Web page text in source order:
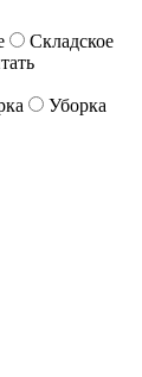
Складское
Уборка